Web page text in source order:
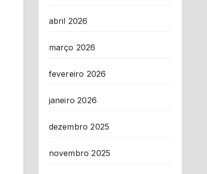
abril 2026
março 2026
fevereiro 2026
janeiro 2026
dezembro 2025
novembro 2025